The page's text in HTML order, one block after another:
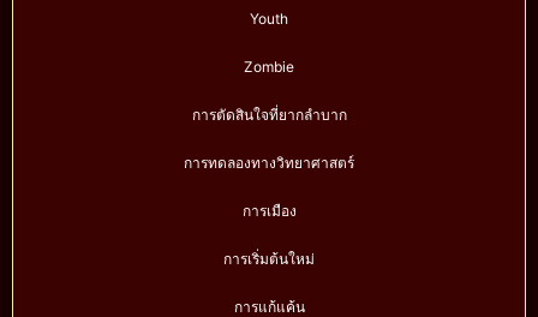
Youth
Zombie
การตัดสินใจที่ยากลำบาก
การทดลองทางวิทยาศาสตร์
การเมือง
การเริ่มต้นใหม่
การแก้แค้น